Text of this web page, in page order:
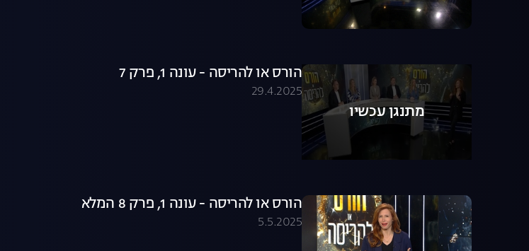
מתנגן עכשיו
הורס או להריסה - עונה 1, פרק 7
29.4.2025
הורס או להריסה - עונה 1, פרק 8 המלא
5.5.2025